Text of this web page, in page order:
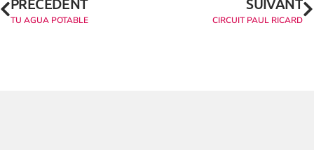
PRÉCÉDENT
TU AGUA POTABLE
SUIVANT
CIRCUIT PAUL RICARD